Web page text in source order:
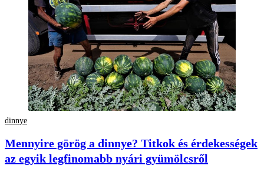
dinnye
Mennyire görög a dinnye? Titkok és érdekességek
az egyik legfinomabb nyári gyümölcsről